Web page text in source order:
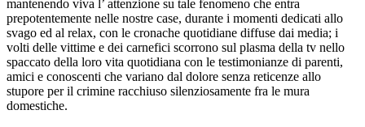
mantenendo viva l’ attenzione su tale fenomeno che entra
prepotentemente nelle nostre case, durante i momenti dedicati allo
svago ed al relax, con le cronache quotidiane diffuse dai media; i
volti delle vittime e dei carnefici scorrono sul plasma della tv nello
spaccato della loro vita quotidiana con le testimonianze di parenti,
amici e conoscenti che variano dal dolore senza reticenze allo
stupore per il crimine racchiuso silenziosamente fra le mura
domestiche.